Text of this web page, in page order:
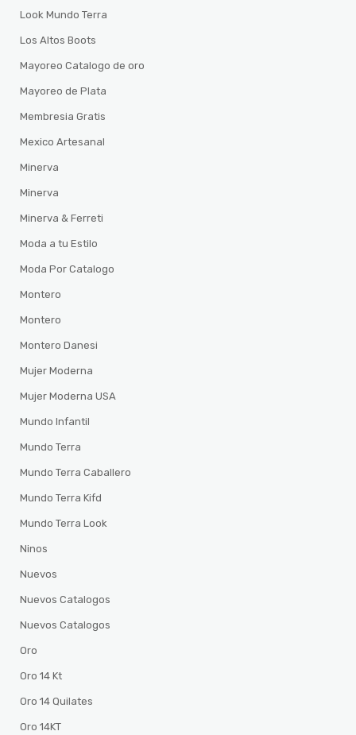
Look Mundo Terra
Los Altos Boots
Mayoreo Catalogo de oro
Mayoreo de Plata
Membresia Gratis
Mexico Artesanal
Minerva
Minerva
Minerva & Ferreti
Moda a tu Estilo
Moda Por Catalogo
Montero
Montero
Montero Danesi
Mujer Moderna
Mujer Moderna USA
Mundo Infantil
Mundo Terra
Mundo Terra Caballero
Mundo Terra Kifd
Mundo Terra Look
Ninos
Nuevos
Nuevos Catalogos
Nuevos Catalogos
Oro
Oro 14 Kt
Oro 14 Quilates
Oro 14KT